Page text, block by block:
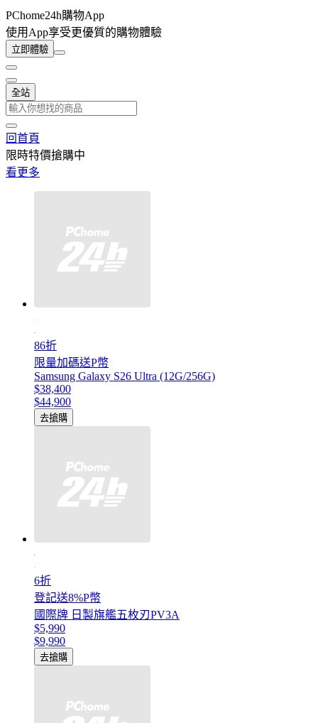
PChome24h購物App
使用App享受更優質的購物體驗
立即體驗
全站
回首頁
限時特價搶購中
看更多
86折
限量加碼送P幣
Samsung Galaxy S26 Ultra (12G/256G)
$38,400
$44,900
去搶購
6折
登記送8%P幣
國際牌 日製旗艦五枚刃PV3A
$5,990
$9,990
去搶購